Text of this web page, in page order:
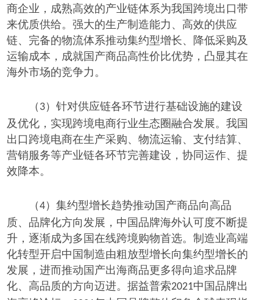
商企业，成熟高效的产业链体系为我国跨境出口带
来优质供给。强大的生产制造能力、高效的供应
链、完备的物流体系推动集约型增长、降低采购及
运输成本，成就国产商品高性价比优势，凸显其在
海外市场的竞争力。
（ 3）针对供应链各环节进行基础设施的建设
及优化，实现跨境电商行业生态圈融合发展。我国
出口跨境电商在生产采购、物流运输、支付结算、
营销服务等产业链各环节完善建设，协同运作、提
效降本。
（4）集约型增长趋势推动国产商品向高品
质、品牌化方向发展，中国品牌海外认可度不断提
升，逐渐成为多国在线跨境购物首选。制造业高端
化转型开启中国制造由粗放型增长向集约型增长的
发展，进而推动国产出海商品更多得向追求品牌
化、高品质的方向迈进。据益普索2021中国品牌出